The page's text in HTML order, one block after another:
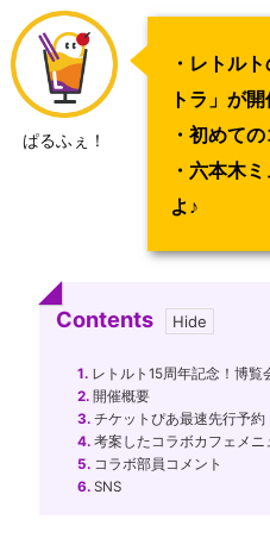
ぱるふぇ！
・レトル
トラ」が
・初めて
・六本木
よ♪
Contents
1. レトルト15周年記念！博
2. 開催概要
3. チケットぴあ最速先行予約
4. 考案したコラボカフェメ
5. コラボ部員コメント
6. SNS